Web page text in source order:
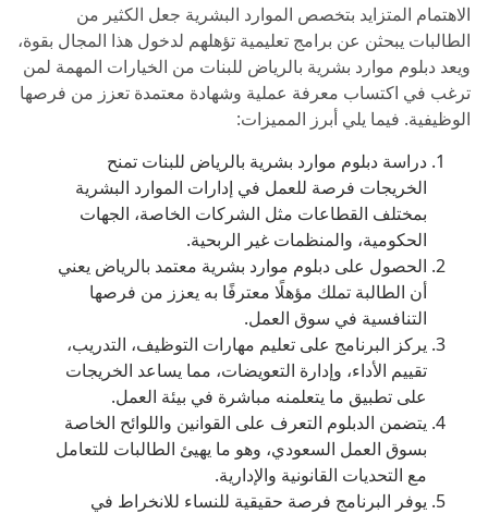
الاهتمام المتزايد بتخصص الموارد البشرية جعل الكثير من
الطالبات يبحثن عن برامج تعليمية تؤهلهم لدخول هذا المجال بقوة،
ويعد دبلوم موارد بشرية بالرياض للبنات من الخيارات المهمة لمن
ترغب في اكتساب معرفة عملية وشهادة معتمدة تعزز من فرصها
الوظيفية. فيما يلي أبرز المميزات:
دراسة دبلوم موارد بشرية بالرياض للبنات تمنح
الخريجات فرصة للعمل في إدارات الموارد البشرية
بمختلف القطاعات مثل الشركات الخاصة، الجهات
الحكومية، والمنظمات غير الربحية.
الحصول على دبلوم موارد بشرية معتمد بالرياض يعني
أن الطالبة تملك مؤهلًا معترفًا به يعزز من فرصها
التنافسية في سوق العمل.
يركز البرنامج على تعليم مهارات التوظيف، التدريب،
تقييم الأداء، وإدارة التعويضات، مما يساعد الخريجات
على تطبيق ما يتعلمنه مباشرة في بيئة العمل.
يتضمن الدبلوم التعرف على القوانين واللوائح الخاصة
بسوق العمل السعودي، وهو ما يهيئ الطالبات للتعامل
مع التحديات القانونية والإدارية.
يوفر البرنامج فرصة حقيقية للنساء للانخراط في